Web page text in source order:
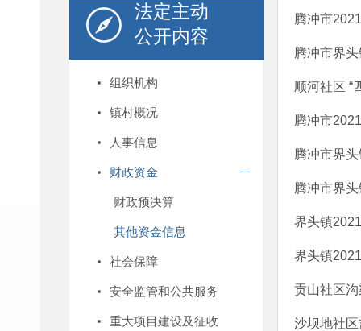
法定主动
公开内容
组织机构
镇村概况
人事信息
财政资金
财政预决算
其他资金信息
社会保障
安全监管和公共服务
重大项目建设及征收
腾冲市
腾冲市界
顺河社区 “
腾冲市
腾冲市界
腾冲市界
界头镇
界头镇
贡山社区
沙坝地社